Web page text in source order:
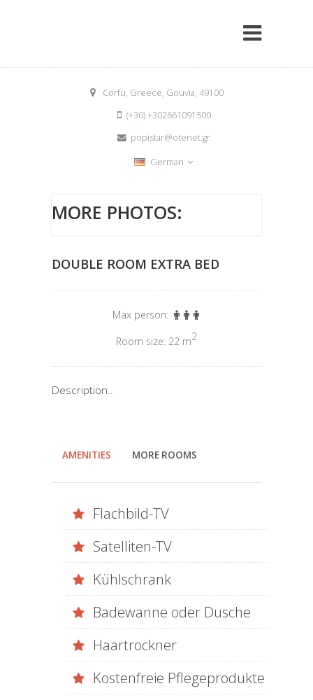
Corfu, Greece, Gouvia, 49100
(+30) +302661091500
popistar@otenet.gr
German
MORE PHOTOS:
DOUBLE ROOM EXTRA BED
Max person:
Room size: 22 m2
Description..
AMENITIES MORE ROOMS
Flachbild-TV
Satelliten-TV
Kühlschrank
Badewanne oder Dusche
Haartrockner
Kostenfreie Pflegeprodukte